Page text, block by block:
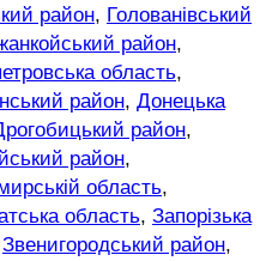
район, Голованівський
район,
область,
район, Донецька
район,
район,
область,
область, Запорізька
Звенигородський район,